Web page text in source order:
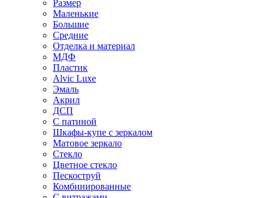
Размер
Маленькие
Большие
Средние
Отделка и материал
МДФ
Пластик
Alvic Luxe
Эмаль
Акрил
ДСП
С патиной
Шкафы-купе с зеркалом
Матовое зеркало
Стекло
Цветное стекло
Пескоструй
Комбинированные